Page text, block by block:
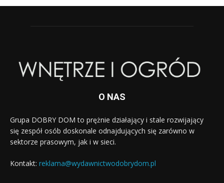
O NAS
Grupa DOBRY DOM to prężnie działający i stale rozwijający
się zespół osób doskonale odnajdujących się zarówno w
sektorze prasowym, jak i w sieci.
Kontakt: reklama@wydawnictwodobrydom.pl